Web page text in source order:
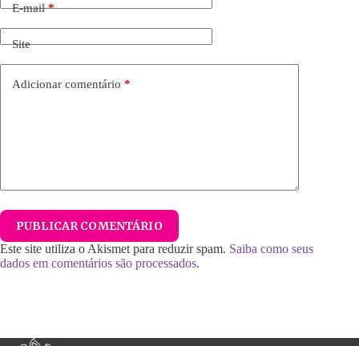
E-mail*
Site
Adicionar comentário *
PUBLICAR COMENTÁRIO
Este site utiliza o Akismet para reduzir spam. Saiba como seus
dados em comentários são processados.